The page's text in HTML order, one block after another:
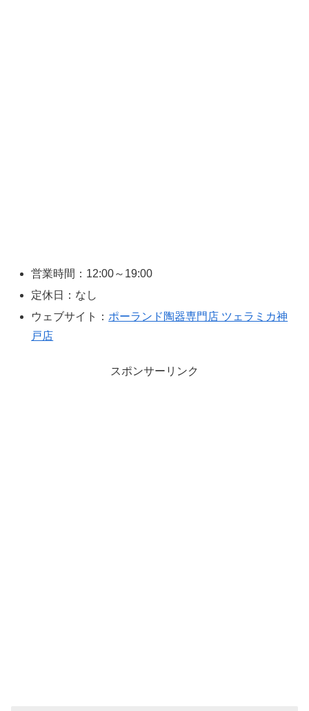
営業時間：12:00～19:00
定休日：なし
ウェブサイト： ポーランド陶器専門店 ツェラミカ神
戸店
スポンサーリンク